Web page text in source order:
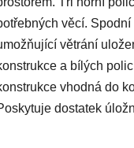
věcí.
větrání
a bílých
vhodná do
dostatek